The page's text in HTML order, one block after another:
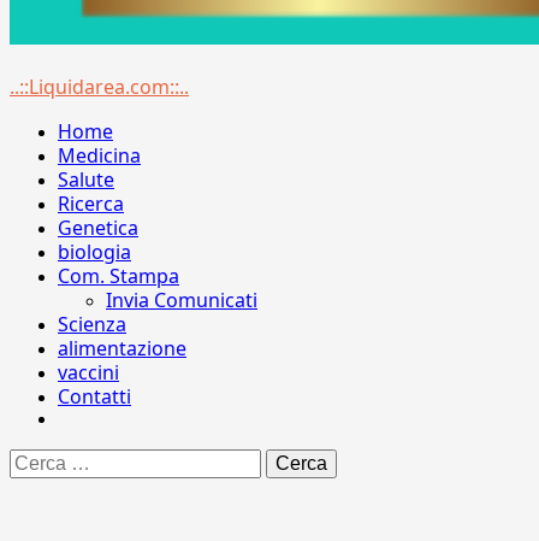
Menu
..::Liquidarea.com::..
Home
Medicina
Salute
Ricerca
Genetica
biologia
Com. Stampa
Invia Comunicati
Scienza
alimentazione
vaccini
Contatti
Ricerca
per: